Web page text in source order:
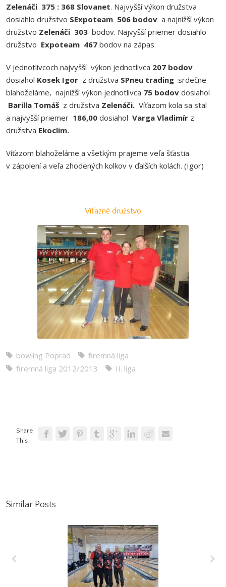
Zelenáči 375 : 368 Slovanet. Najvyšší výkon družstva
dosiahlo družstvo SExpoteam 506 bodov a najnižší výkon
družstvo Zelenáči 303 bodov. Najvyšší priemer dosiahlo
družstvo Expoteam 467 bodov na zápas.
V jednotlivcoch najvyšší výkon jednotlivca 207 bodov
dosiahol Kosek Igor z družstva SPneu trading srdečne
blahoželáme, najnižší výkon jednotlivca 75 bodov dosiahol
Barilla Tomáš z družstva Zelenáči. Víťazom kola sa stal
a najvyšší priemer 186,00 dosiahol Varga Vladimír z
družstva Ekoclim.
Víťazom blahoželáme a všetkým prajeme veľa šťastia
v zápolení a veľa zhodených kolkov v ďalších kolách. (Igor)
Víťazné družstvo
bowling Poprad
firemná liga
firemná liga 2012/2013
II. liga
Share
This
Similar Posts